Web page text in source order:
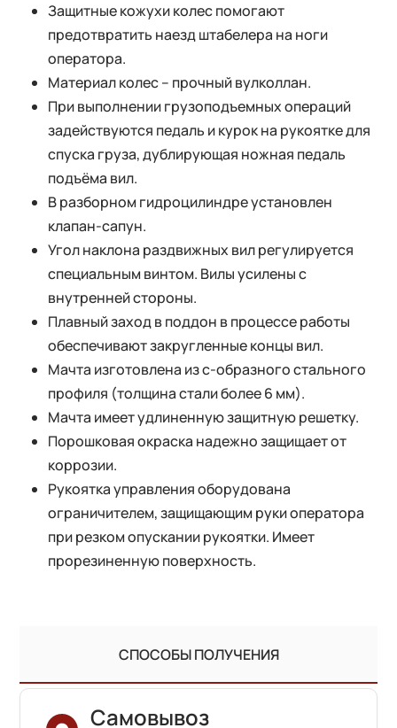
Защитные кожухи колес помогают
предотвратить наезд штабелера на ноги
оператора.
Материал колес – прочный вулколлан.
При выполнении грузоподъемных операций
задействуются педаль и курок на рукоятке для
спуска груза, дублирующая ножная педаль
подъёма вил.
В разборном гидроцилиндре установлен
клапан-сапун.
Угол наклона раздвижных вил регулируется
специальным винтом. Вилы усилены с
внутренней стороны.
Плавный заход в поддон в процессе работы
обеспечивают закругленные концы вил.
Мачта изготовлена из с-образного стального
профиля (толщина стали более 6 мм).
Мачта имеет удлиненную защитную решетку.
Порошковая окраска надежно защищает от
коррозии.
Рукоятка управления оборудована
ограничителем, защищающим руки оператора
при резком опускании рукоятки. Имеет
прорезиненную поверхность.
СПОСОБЫ ПОЛУЧЕНИЯ
Самовывоз